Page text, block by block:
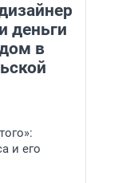
деньги
в
и его